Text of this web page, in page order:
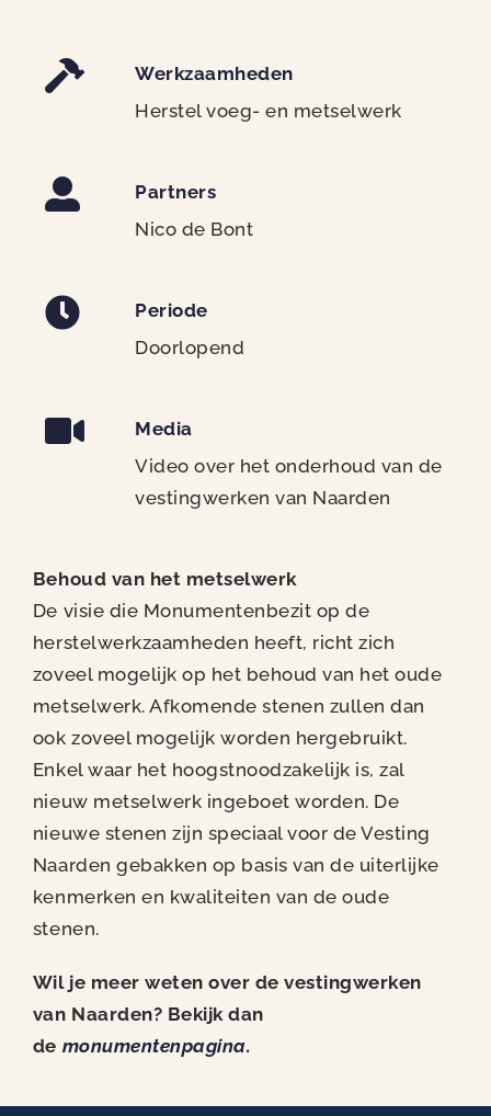
Werkzaamheden
Herstel voeg- en metselwerk
Partners
Nico de Bont
Periode
Doorlopend
Media
Video over het onderhoud van de
vestingwerken van Naarden
Behoud van het metselwerk
De visie die Monumentenbezit op de
herstelwerkzaamheden heeft, richt zich
zoveel mogelijk op het behoud van het oude
metselwerk. Afkomende stenen zullen dan
ook zoveel mogelijk worden hergebruikt.
Enkel waar het hoogstnoodzakelijk is, zal
nieuw metselwerk ingeboet worden. De
nieuwe stenen zijn speciaal voor de Vesting
Naarden gebakken op basis van de uiterlijke
kenmerken en kwaliteiten van de oude
stenen.
Wil je meer weten over de vestingwerken
van Naarden? Bekijk dan
de monumentenpagina.